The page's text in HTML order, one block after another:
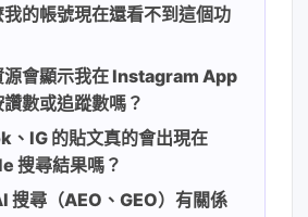
的帳號現在還看不到這個功
源會顯示我在 Instagram App
數或追蹤數嗎？
、IG 的貼文真的會出現在
搜尋結果嗎？
搜尋（AEO、GEO）有關係